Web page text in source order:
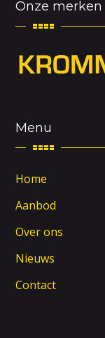
Onze merken
Menu
Home
Aanbod
Over ons
Nieuws
Contact